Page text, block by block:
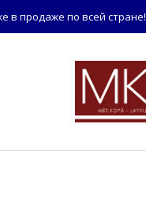
в продаже по всей стране!